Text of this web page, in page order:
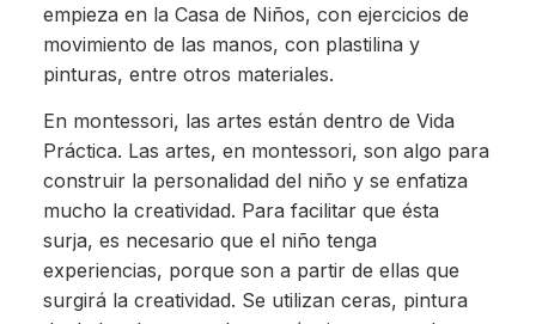
empieza en la Casa de Niños, con ejercicios de
movimiento de las manos, con plastilina y
pinturas, entre otros materiales.
En montessori, las artes están dentro de Vida
Práctica. Las artes, en montessori, son algo para
construir la personalidad del niño y se enfatiza
mucho la creatividad. Para facilitar que ésta
surja, es necesario que el niño tenga
experiencias, porque son a partir de ellas que
surgirá la creatividad. Se utilizan ceras, pintura